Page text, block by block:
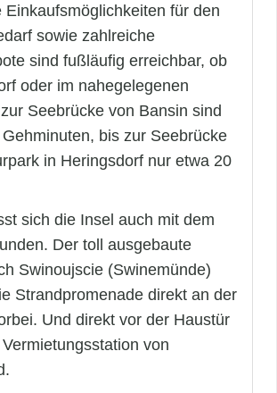
Einkaufsmöglichkeiten für den
sowie zahlreiche
sind fußläufig erreichbar, ob
oder im nahegelegenen
Seebrücke von Bansin sind
bis zur Seebrücke
in Heringsdorf nur etwa 20
sich die Insel auch mit dem
Der toll ausgebaute
Swinoujscie (Swinemünde)
Strandpromenade direkt an der
Und direkt vor der Haustür
von